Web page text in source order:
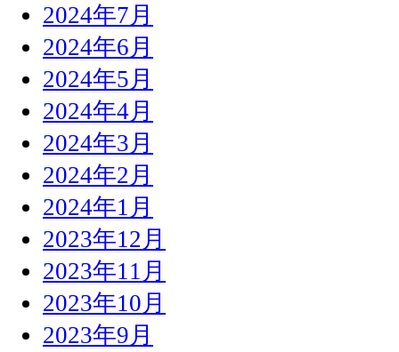
2024年7月
2024年6月
2024年5月
2024年4月
2024年3月
2024年2月
2024年1月
2023年12月
2023年11月
2023年10月
2023年9月